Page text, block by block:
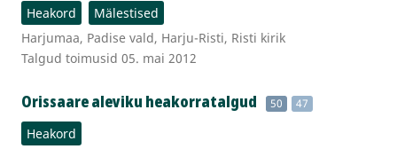
Heakord
Mälestised
Harjumaa, Padise vald, Harju-Risti, Risti kirik
Talgud toimusid 05. mai 2012
Orissaare aleviku heakorratalgud 50 47
Heakord